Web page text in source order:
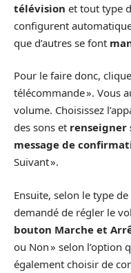
télévision et tout type
configurent
que d’autres se font
Pour le faire donc,
télécommande ». Vous
volume. Choisissez
des sons et renseigner
message de
Suivant ».
Ensuite, selon le type
demandé de régler le
bouton Marche et
ou Non » selon l’option
également choisir de